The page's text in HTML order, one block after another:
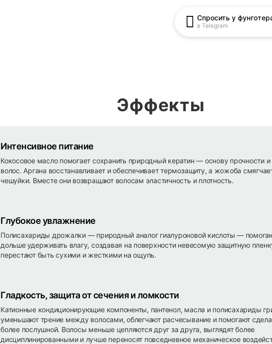
Спросить у
в Telegram
Эффекты
Интенсивное питание
Кокосовое масло помогает сохранить природный кератин — основу прочности и
волос. Аргана восстанавливает и обеспечивает термозащиту, а жожоба
чешуйки. Вместе они возвращают волосам эластичность и плотность.
Глубокое увлажнение
Полисахариды дрожалки — природный аналог гиалуроновой кислоты —
дольше удерживать влагу, создавая на поверхности невесомую защитную
перестают быть сухими и жесткими на ощупь.
Гладкость, защита от сечения и ломкости
Катионные кондиционирующие компоненты, пантенол, масла и полисахариды
уменьшают трение между волосами, облегчают расчесывание и помогают
более послушной. Волосы меньше цепляются друг за друга, выглядят более
дисциплинированными и лучше переносят повседневное механическое